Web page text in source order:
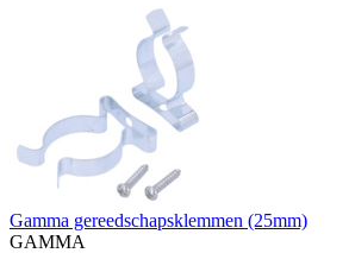
Gamma gereedschapsklemmen (25mm)
GAMMA